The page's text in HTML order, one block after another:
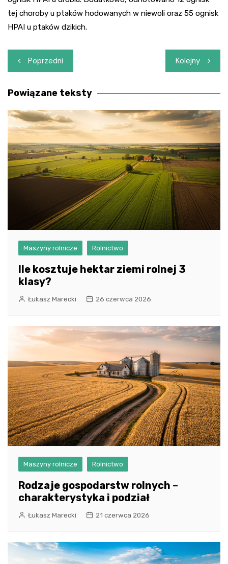
tej choroby u ptaków hodowanych w niewoli oraz 55 ognisk
HPAI u ptaków dzikich.
Nawigacja
wpisu
Poprzedni Kolejny
Powiązane teksty
Maszyny rolnicze Rolnictwo
Ile kosztuje hektar ziemi rolnej 3
klasy?
Łukasz Marecki 26 czerwca 2026
Maszyny rolnicze Rolnictwo
Rodzaje gospodarstw rolnych –
charakterystyka i podział
Łukasz Marecki 21 czerwca 2026